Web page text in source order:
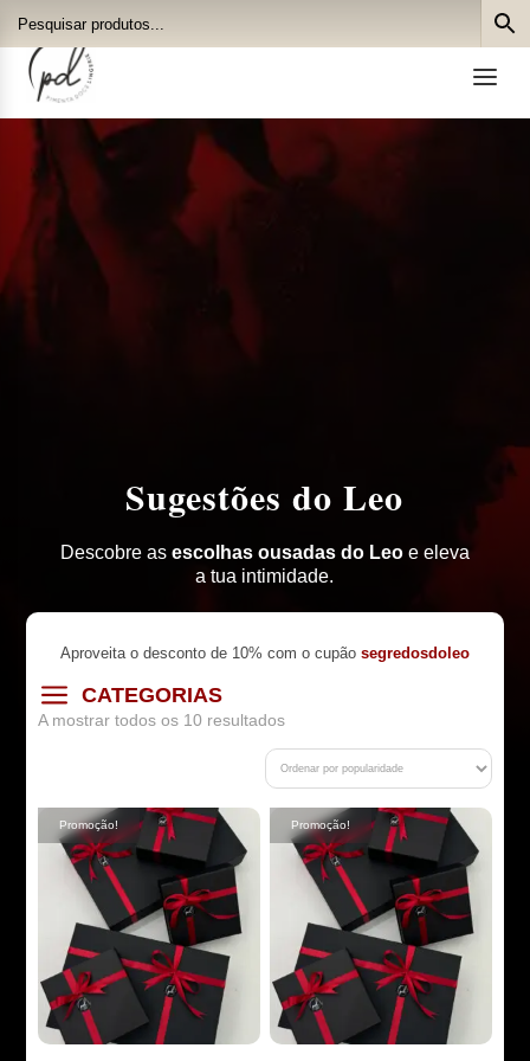
a
Sugestões do Leo
Descobre as escolhas ousadas do Leoe eleva
a tua intimidade.
Aproveita o desconto de 10% com o cupão segredosdoleo
a CATEGORIAS
A mostrar todos os 10 resultadosOrdenado
média
de
classificação
Promoção! Promoção!